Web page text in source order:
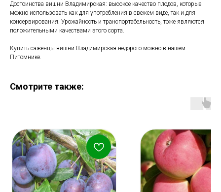
Достоинства вишни Владимирская: высокое качество плодов, которые
можно использовать как для употребления в свежем виде, так и для
консервирования. Урожайность и транспортабельность, тоже являются
положительными качествами этого сорта.
Купить саженцы вишни Владимирская недорого можно в нашем
Питомнике.
Смотрите также: